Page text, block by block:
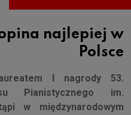
najlepiej w
Polsce
I nagrody 53.
Pianistycznego im.
w międzynarodowym